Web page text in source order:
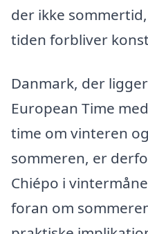
der ikke
tiden forbliver
Danmark, der
European Time
time om vinteren
sommeren, er
Chiépo i
foran om